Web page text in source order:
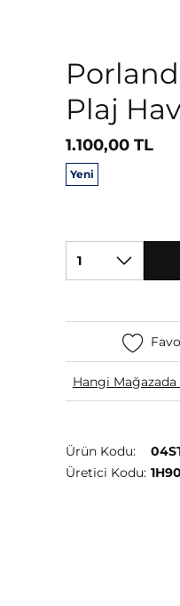
Plaj
1.100,00 TL
Yeni
1
Hangi Mağazada
Ürün Kodu:
Üretici Kodu: